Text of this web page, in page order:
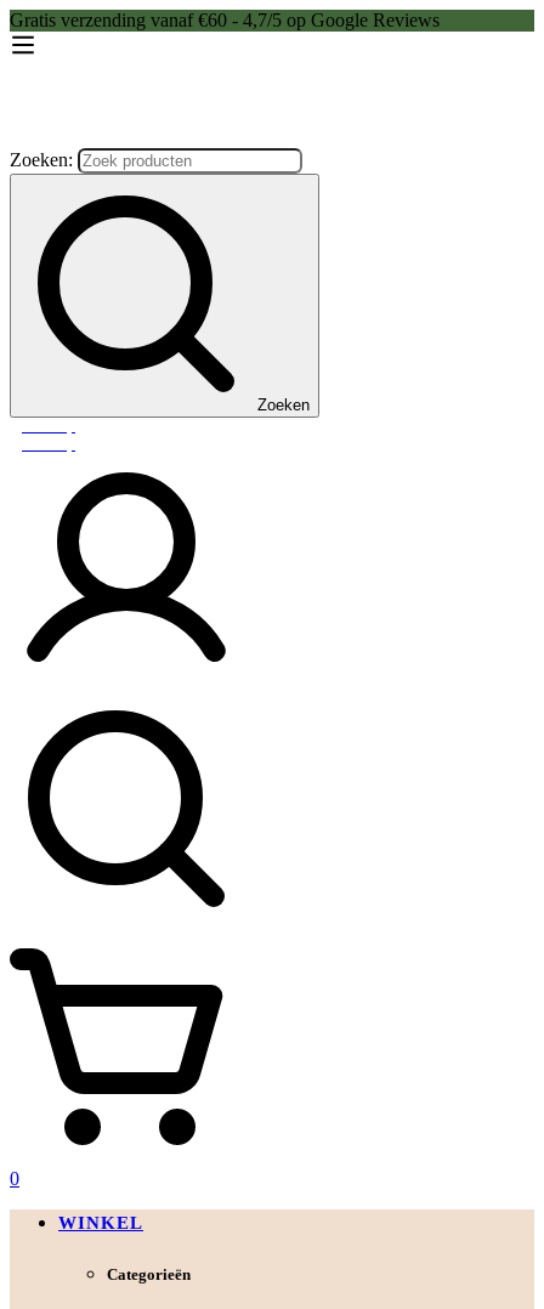
Gratis verzending vanaf €60 - 4,7/5 op Google Reviews
Zoeken:
Zoeken
0
WINKEL
Categorieën